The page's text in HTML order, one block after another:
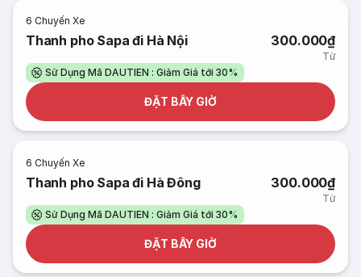
6 Chuyến Xe
Thanh pho Sapa đi Hà Nội 300.000₫
Từ
Sử Dụng Mã DAUTIEN : Giảm Giá tới 30%
ĐẶT BÂY GIỜ
6 Chuyến Xe
Thanh pho Sapa đi Hà Đông 300.000₫
Từ
Sử Dụng Mã DAUTIEN : Giảm Giá tới 30%
ĐẶT BÂY GIỜ